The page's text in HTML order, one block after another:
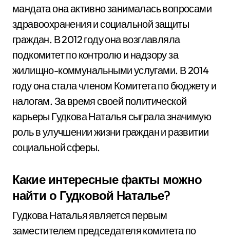
мандата она активно занималась вопросами
здравоохранения и социальной защиты
граждан. В 2012 году она возглавляла
подкомитет по контролю и надзору за
жилищно-коммунальными услугами. В 2014
году она стала членом Комитета по бюджету и
налогам. За время своей политической
карьеры Гудкова Наталья сыграла значимую
роль в улучшении жизни граждан и развитии
социальной сферы.
Какие интересные факты можно
найти о Гудковой Наталье?
Гудкова Наталья является первым
заместителем председателя комитета по